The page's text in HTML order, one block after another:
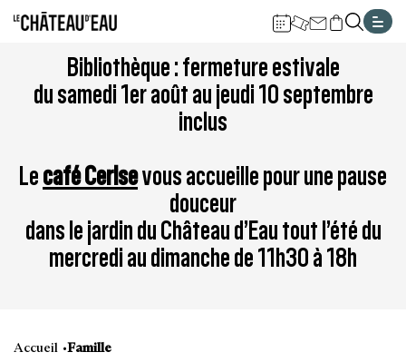
Aller
contenu
Aller
à
la
navigation
à
la
recherche
Aller
au
pied
plan
Bibliothèque : fermeture estivale
du samedi 1er août au jeudi 10 septembre
inclus
Lecafé Cerisevous accueille pour une pause
douceur
dans le jardin du Château d’Eau tout l’été du
mercredi au dimanche de 11h30 à 18h
Accueil Famille